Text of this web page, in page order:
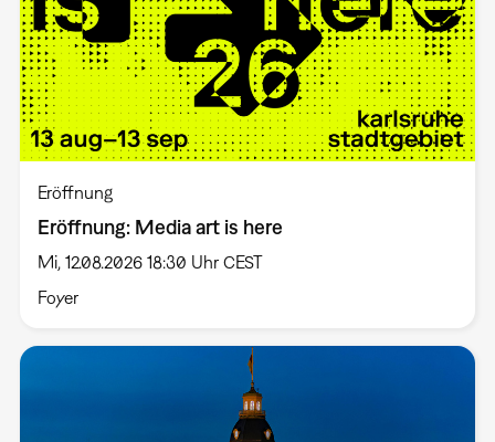
Eröffnung
Eröffnung: Media art is here
Mi, 12.08.2026 18:30 Uhr CEST
Foyer